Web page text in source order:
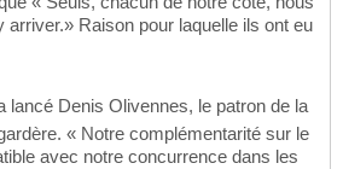
arriver.» Raison pour laquelle ils ont eu
lancé Denis Olivennes, le patron de la
« Notre complémentarité sur le
avec notre concurrence dans les